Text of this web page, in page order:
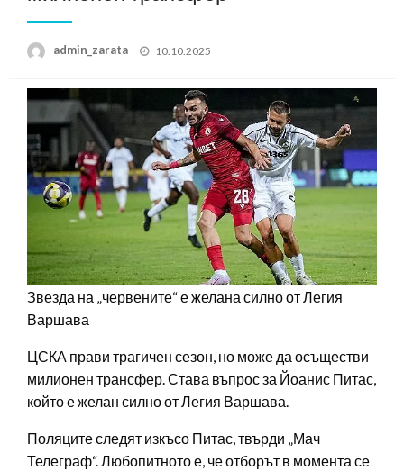
admin_zarata
Posted
10.10.2025
Звезда на „червените“ е желана силно от Легия
Варшава
ЦСКА прави трагичен сезон, но може да осъществи
милионен трансфер. Става въпрос за Йоанис Питас,
който е желан силно от Легия Варшава.
Поляците следят изкъсо Питас, твърди „Мач
Телеграф“. Любопитното е, че отборът в момента се